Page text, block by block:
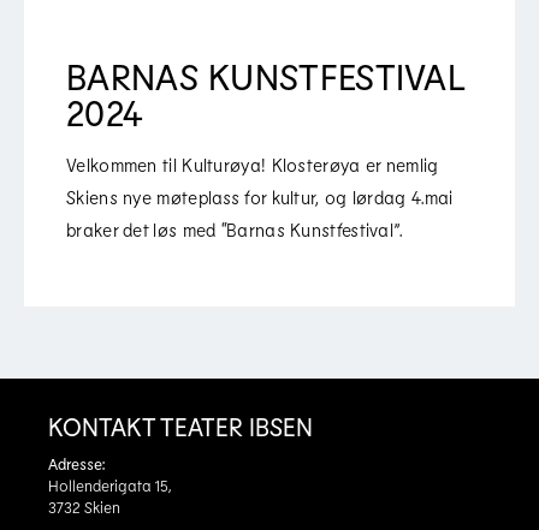
BARNAS KUNSTFESTIVAL
2024
Velkommen til Kulturøya! Klosterøya er nemlig
Skiens nye møteplass for kultur, og lørdag 4.mai
braker det løs med “Barnas Kunstfestival”.
KONTAKT TEATER IBSEN
Adresse:
Hollenderigata 15,
3732 Skien